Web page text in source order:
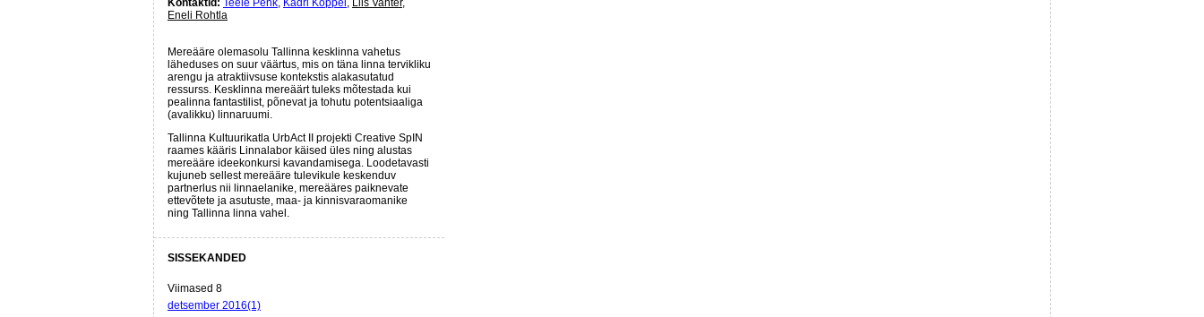
Kontaktid: Teele Pehk, Kadri Koppel , Liis Vahter,
Eneli Rohtla
Mereääre olemasolu Tallinna kesklinna vahetus
läheduses on suur väärtus, mis on täna linna tervikliku
arengu ja atraktiivsuse kontekstis alakasutatud
ressurss. Kesklinna mereäärt tuleks mõtestada kui
pealinna fantastilist, põnevat ja tohutu potentsiaaliga
(avalikku) linnaruumi.
Tallinna Kultuurikatla UrbAct II projekti Creative SpIN
raames kääris Linnalabor käised üles ning alustas
mereääre ideekonkursi kavandamisega. Loodetavasti
kujuneb sellest mereääre tulevikule keskenduv
partnerlus nii linnaelanike, mereääres paiknevate
ettevõtete ja asutuste, maa- ja kinnisvaraomanike
ning Tallinna linna vahel.
SISSEKANDED
Viimased 8
detsember 2016(1)